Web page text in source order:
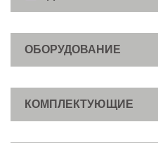
ОБОРУДОВАНИЕ
КОМПЛЕКТУЮЩИЕ